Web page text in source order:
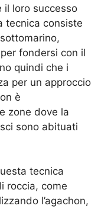
il loro successo
tecnica consiste
fondersi con il
quindi che i
per un approccio
è
zone dove la
sono abituati
tecnica
roccia, come
l’agachon,